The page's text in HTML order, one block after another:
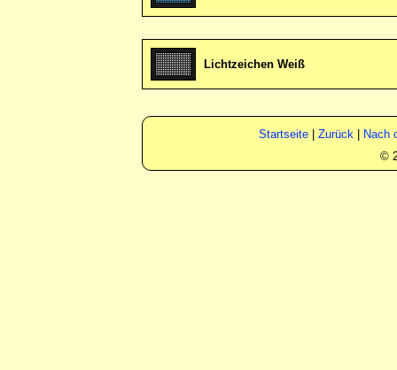
Lichtzeichen Weiß
Startseite Zurück
Nach
©